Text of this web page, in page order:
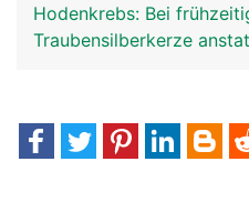
Hodenkrebs: Bei
Traubensilberkerze